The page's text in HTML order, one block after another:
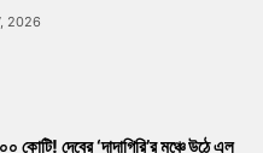
2026
কোটি! দেবের ‘দাদাগিরি’র মঞ্চে উঠে এল